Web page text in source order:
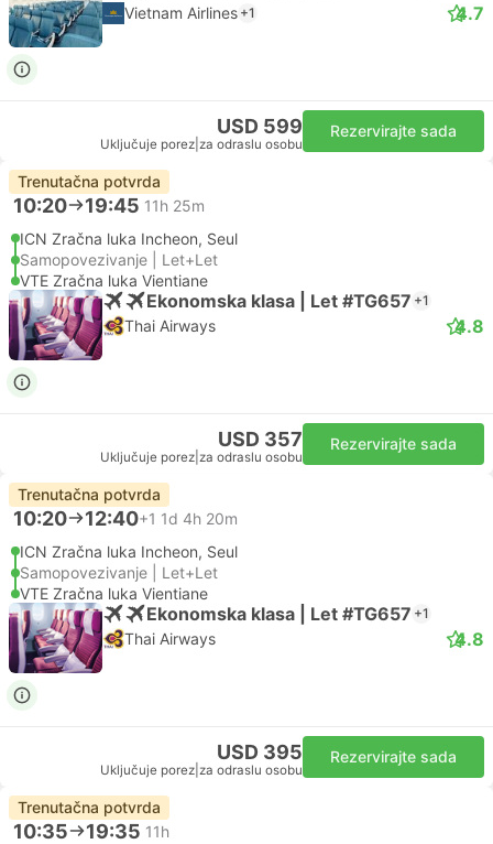
Vietnam Airlines +1 4.7
USD 599
Uključuje porez za odraslu osobu
Rezervirajte sada
Trenutačna potvrda
10:20 19:45 11h 25m
ICN Zračna luka Incheon, Seul
Samopovezivanje | Let+Let
VTE Zračna luka Vientiane
Ekonomska klasa | Let #TG657 +1
Thai Airways 4.8
USD 357
Uključuje porez za odraslu osobu
Rezervirajte sada
Trenutačna potvrda
10:20 12:40+1 1d 4h 20m
ICN Zračna luka Incheon, Seul
Samopovezivanje | Let+Let
VTE Zračna luka Vientiane
Ekonomska klasa | Let #TG657 +1
Thai Airways 4.8
USD 395
Uključuje porez za odraslu osobu
Rezervirajte sada
Trenutačna potvrda
10:35 19:35 11h